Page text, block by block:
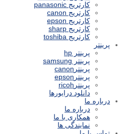
کارتریج panasonic
کارتریج canon
کارتریج epson
کارتریج sharp
کارتریج toshiba
پرینتر
پرینتر hp
پرینتر samsung
پرینترcanon
پرینترepson
پرینترricoh
دانلود درایورها
درباره ما
درباره ما
همکاری با ما
نمایندگی ها